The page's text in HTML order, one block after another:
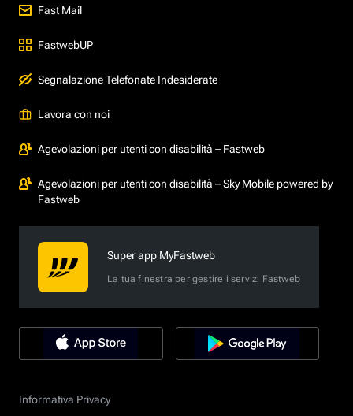
Fast Mail
FastwebUP
Segnalazione Telefonate Indesiderate
Lavora con noi
Agevolazioni per utenti con disabilità – Fastweb
Agevolazioni per utenti con disabilità – Sky Mobile powered by
Fastweb
Super app MyFastweb
La tua finestra per gestire i servizi Fastweb
Informativa Privacy